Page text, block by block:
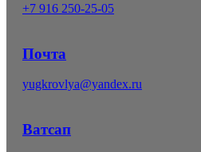
+7 916 250-25-05
Почта
yugkrovlya@yandex.ru
Ватсап